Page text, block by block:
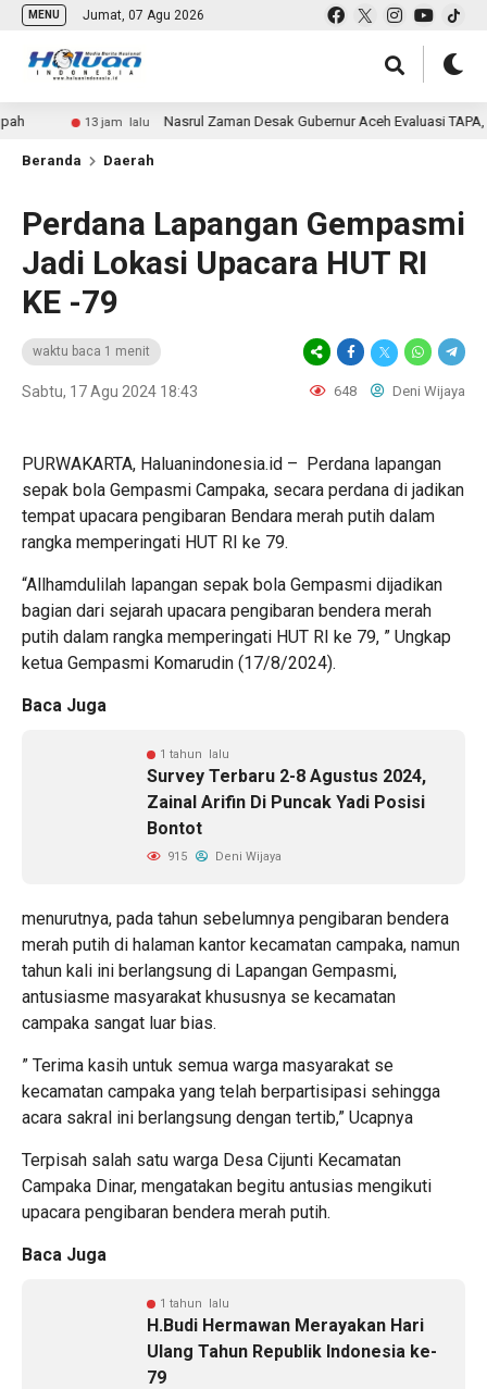
MENU Jumat, 07 Agu 2026
13 jam lalu Nasrul Zaman Desak Gubernur Aceh Evaluasi TAPA,
Beranda Daerah
Perdana Lapangan Gempasmi
Jadi Lokasi Upacara HUT RI
KE -79
waktu baca 1 menit
Sabtu, 17 Agu 2024 18:43 648 Deni Wijaya
PURWAKARTA, Haluanindonesia.id – Perdana lapangan
sepak bola Gempasmi Campaka, secara perdana di jadikan
tempat upacara pengibaran Bendara merah putih dalam
rangka memperingati HUT RI ke 79.
“Allhamdulilah lapangan sepak bola Gempasmi dijadikan
bagian dari sejarah upacara pengibaran bendera merah
putih dalam rangka memperingati HUT RI ke 79, ” Ungkap
ketua Gempasmi Komarudin (17/8/2024).
Baca Juga
1 tahun lalu
Survey Terbaru 2-8 Agustus 2024,
Zainal Arifin Di Puncak Yadi Posisi
Bontot
915 Deni Wijaya
menurutnya, pada tahun sebelumnya pengibaran bendera
merah putih di halaman kantor kecamatan campaka, namun
tahun kali ini berlangsung di Lapangan Gempasmi,
antusiasme masyarakat khususnya se kecamatan
campaka sangat luar bias.
” Terima kasih untuk semua warga masyarakat se
kecamatan campaka yang telah berpartisipasi sehingga
acara sakral ini berlangsung dengan tertib,” Ucapnya
Terpisah salah satu warga Desa Cijunti Kecamatan
Campaka Dinar, mengatakan begitu antusias mengikuti
upacara pengibaran bendera merah putih.
Baca Juga
1 tahun lalu
H.Budi Hermawan Merayakan Hari
Ulang Tahun Republik Indonesia ke-
79